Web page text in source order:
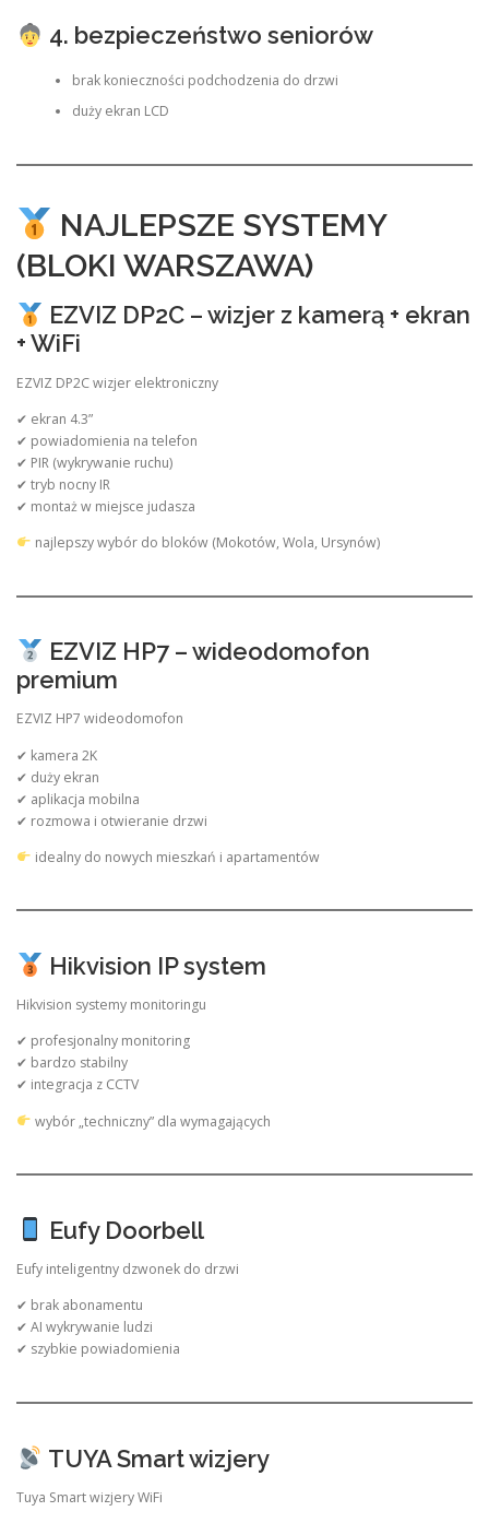
4. bezpieczeństwo seniorów
brak konieczności podchodzenia do drzwi
duży ekran LCD
NAJLEPSZE SYSTEMY
(BLOKI WARSZAWA)
EZVIZ DP2C – wizjer z kamerą + ekran
+ WiFi
EZVIZ DP2C wizjer elektroniczny
✔ ekran 4.3”
✔ powiadomienia na telefon
✔ PIR (wykrywanie ruchu)
✔ tryb nocny IR
✔ montaż w miejsce judasza
najlepszy wybór do bloków (Mokotów, Wola, Ursynów)
EZVIZ HP7 – wideodomofon
premium
EZVIZ HP7 wideodomofon
✔ kamera 2K
✔ duży ekran
✔ aplikacja mobilna
✔ rozmowa i otwieranie drzwi
idealny do nowych mieszkań i apartamentów
Hikvision IP system
Hikvision systemy monitoringu
✔ profesjonalny monitoring
✔ bardzo stabilny
✔ integracja z CCTV
wybór „techniczny” dla wymagających
Eufy Doorbell
Eufy inteligentny dzwonek do drzwi
✔ brak abonamentu
✔ AI wykrywanie ludzi
✔ szybkie powiadomienia
TUYA Smart wizjery
Tuya Smart wizjery WiFi